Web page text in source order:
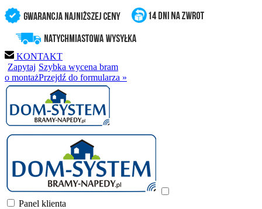
KONTAKT
Zapytaj
o montaż
Szybka wycena bram
Przejdź do formularza »
Panel klienta